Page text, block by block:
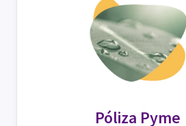
Póliza Pyme